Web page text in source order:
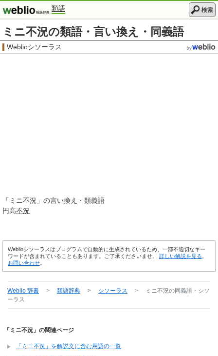
類語 検索
ミニ不況の類語・言い換え・同義語
Weblioシソーラス
「 ミニ不況 」の言い換え・類義語
円高不況
Weblioシソーラスはプログラムで自動的に生成されているため、一部不適切なキー
ワードが含まれていることもあります。ご了承くださいませ。 詳しい解説を見る
お問い合わせ
Weblio 辞書 > 類語辞典 > シソーラス > ミニ不況の同義語・シソ
ーラス
「ミニ不況」の関連ページ
「ミニ不況」を解説文に含む用語の一覧